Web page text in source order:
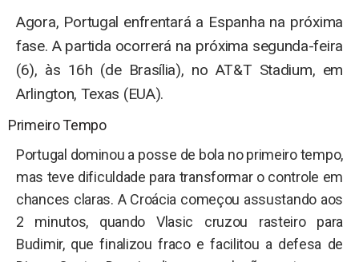
Agora, Portugal enfrentará a Espanha na próxima
fase. A partida ocorrerá na próxima segunda-feira
(6), às 16h (de Brasília), no AT&T Stadium, em
Arlington, Texas (EUA).
Primeiro Tempo
Portugal dominou a posse de bola no primeiro tempo,
mas teve dificuldade para transformar o controle em
chances claras. A Croácia começou assustando aos
2 minutos, quando Vlasic cruzou rasteiro para
Budimir, que finalizou fraco e facilitou a defesa de